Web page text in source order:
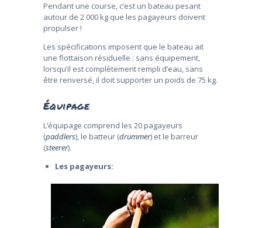
Pendant une course, c’est un bateau pesant
autour de 2 000 kg que les pagayeurs doivent
propulser !
Les spécifications imposent que le bateau ait
une flottaison résiduelle : sans équipement,
lorsqu’il est complètement rempli d’eau, sans
être renversé, il doit supporter un poids de 75 kg.
Équipage
L’équipage comprend les 20 pagayeurs
(paddlers), le batteur (drummer) et le barreur
(steerer).
Les pagayeurs: